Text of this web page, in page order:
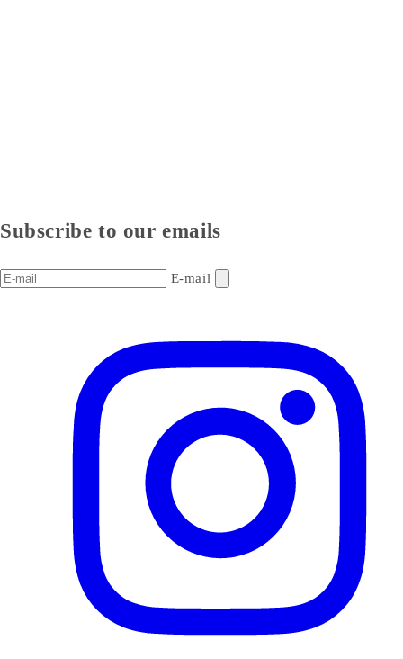
Subscribe to our emails
E-mail